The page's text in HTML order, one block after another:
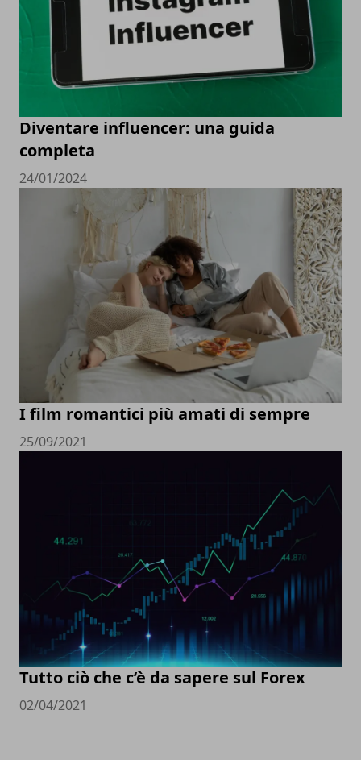
Diventare influencer: una guida
completa
24/01/2024
I film romantici più amati di sempre
25/09/2021
Tutto ciò che c’è da sapere sul Forex
02/04/2021